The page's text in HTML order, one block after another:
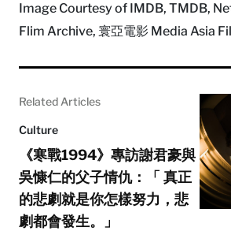
Image Courtesy of IMDB, TMDB,
Flim Archive, 寰亞電影 Media Asia
Related Articles
Culture
《寒戰1994》專訪謝君豪與
吳慷仁的父子情仇：「 真正
的悲劇就是你怎樣努力，悲
劇都會發生。」